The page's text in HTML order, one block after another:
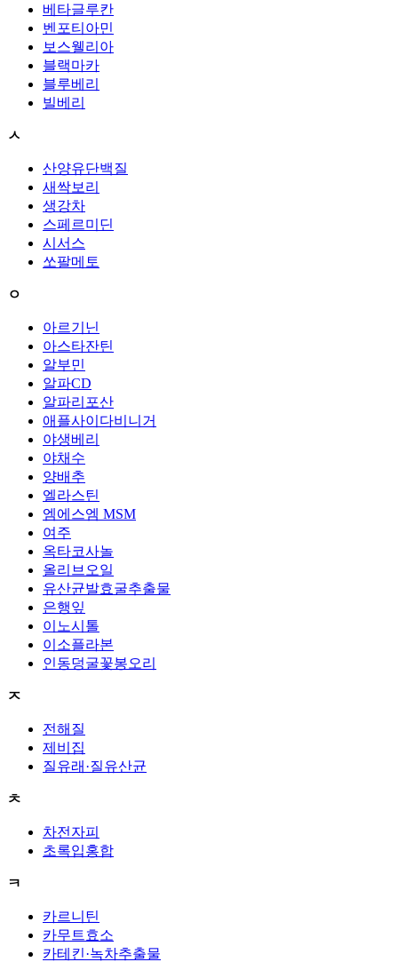
베타글루칸
벤포티아민
보스웰리아
블랙마카
블루베리
빌베리
ㅅ
산양유단백질
새싹보리
생강차
스페르미딘
시서스
쏘팔메토
ㅇ
아르기닌
아스타잔틴
알부민
알파CD
알파리포산
애플사이다비니거
야생베리
야채수
양배추
엘라스틴
엠에스엠 MSM
여주
옥타코사놀
올리브오일
유산균발효굴추출물
은행잎
이노시톨
이소플라본
인동덩굴꽃봉오리
ㅈ
전해질
제비집
질유래·질유산균
ㅊ
차전자피
초록입홍합
ㅋ
카르니틴
카무트효소
카테킨·녹차추출물